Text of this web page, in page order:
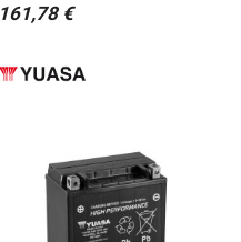
161,78 €